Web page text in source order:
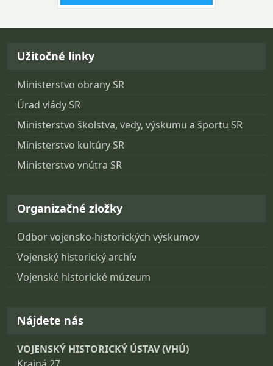
Návrat na začiatok stránky
Užitočné linky
Ministerstvo obrany SR
Úrad vlády SR
Ministerstvo školstva, vedy, výskumu a športu SR
Ministerstvo kultúry SR
Ministerstvo vnútra SR
Organizačné zložky
Odbor vojensko-historických výskumov
Vojenský historický archív
Vojenské historické múzeum
Nájdete nás
VOJENSKÝ HISTORICKÝ ÚSTAV (VHÚ)